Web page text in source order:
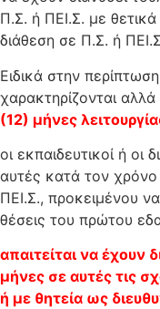
Π.Σ. ή ΠΕΙ.Σ. με
διάθεση σε Π.Σ. ή
Ειδικά στην
χαρακτηρίζονται αλλά
(12) μήνες
οι εκπαιδευτικοί ή οι
αυτές κατά τον
ΠΕΙ.Σ., προκειμένου
θέσεις του πρώτου
απαιτείται να έχουν
μήνες σε αυτές τις
ή με θητεία ως